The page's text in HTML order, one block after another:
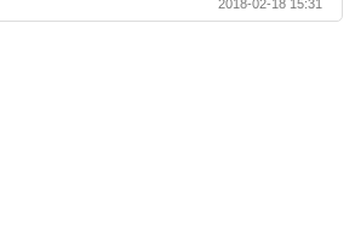
2018-02-18 15:31